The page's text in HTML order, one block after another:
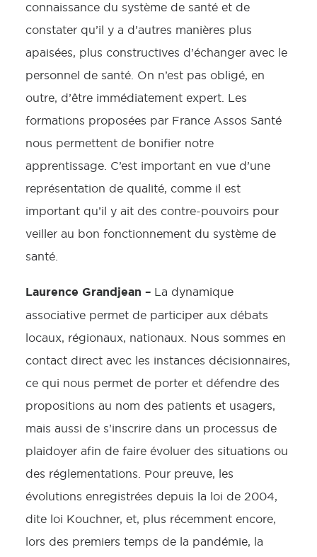
connaissance du système de santé et de
constater qu’il y a d’autres manières plus
apaisées, plus constructives d’échanger avec le
personnel de santé. On n’est pas obligé, en
outre, d’être immédiatement expert. Les
formations proposées par France Assos Santé
nous permettent de bonifier notre
apprentissage. C’est important en vue d’une
représentation de qualité, comme il est
important qu’il y ait des contre-pouvoirs pour
veiller au bon fonctionnement du système de
santé.
Laurence Grandjean – La dynamique
associative permet de participer aux débats
locaux, régionaux, nationaux. Nous sommes en
contact direct avec les instances décisionnaires,
ce qui nous permet de porter et défendre des
propositions au nom des patients et usagers,
mais aussi de s’inscrire dans un processus de
plaidoyer afin de faire évoluer des situations ou
des réglementations. Pour preuve, les
évolutions enregistrées depuis la loi de 2004,
dite loi Kouchner, et, plus récemment encore,
lors des premiers temps de la pandémie, la